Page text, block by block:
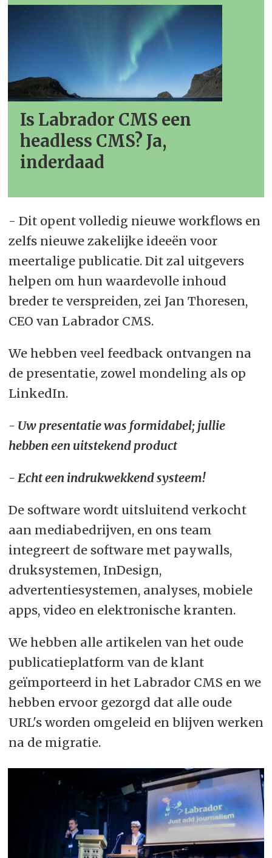
Is Labrador CMS een
headless CMS? Ja,
inderdaad
- Dit opent volledig nieuwe workflows en
zelfs nieuwe zakelijke ideeën voor
meertalige publicatie. Dit zal uitgevers
helpen om hun waardevolle inhoud
breder te verspreiden, zei Jan Thoresen,
CEO van Labrador CMS.
We hebben veel feedback ontvangen na
de presentatie, zowel mondeling als op
LinkedIn.
- Uw presentatie was formidabel; jullie
hebben een uitstekend product
- Echt een indrukwekkend systeem!
De software wordt uitsluitend verkocht
aan mediabedrijven, en ons team
integreert de software met paywalls,
druksystemen, InDesign,
advertentiesystemen, analyses, mobiele
apps, video en elektronische kranten.
We hebben alle artikelen van het oude
publicatieplatform van de klant
geïmporteerd in het Labrador CMS en we
hebben ervoor gezorgd dat alle oude
URL's worden omgeleid en blijven werken
na de migratie.